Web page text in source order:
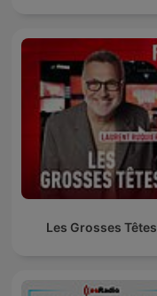
Les Grosses Têtes